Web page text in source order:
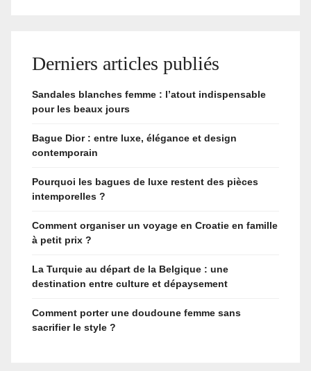
Derniers articles publiés
Sandales blanches femme : l’atout indispensable
pour les beaux jours
Bague Dior : entre luxe, élégance et design
contemporain
Pourquoi les bagues de luxe restent des pièces
intemporelles ?
Comment organiser un voyage en Croatie en famille
à petit prix ?
La Turquie au départ de la Belgique : une
destination entre culture et dépaysement
Comment porter une doudoune femme sans
sacrifier le style ?